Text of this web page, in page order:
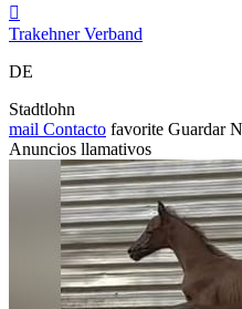

Trakehner Verband
DE
Stadtlohn
mail Contacto favorite Guardar
Anuncios llamativos